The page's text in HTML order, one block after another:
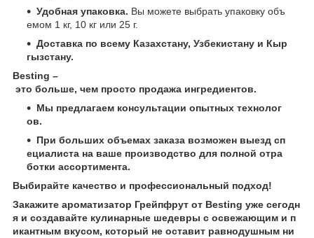
Удобная упаковка. Вы можете выбрать упаковку объ
емом 1 кг, 10 кг или 25 г.
Доставка по всему Казахстану, Узбекистану и Кыр
гызстану.
Besting –
это больше, чем просто продажа ингредиентов.
Мы предлагаем консультации опытных технолог
ов.
При больших объемах заказа возможен выезд сп
ециалиста на ваше производство для полной отра
ботки ассортимента.
Выбирайте качество и профессиональный подход!
Закажите ароматизатор Грейпфрут от Besting уже сегодн
я и создавайте кулинарные шедевры с освежающим и п
икантным вкусом, который не оставит равнодушным ни